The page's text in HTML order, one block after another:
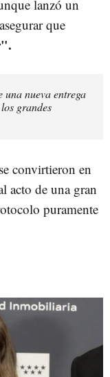
lanzó un
que
una nueva entrega
grandes
convirtieron en
acto de una gran
puramente